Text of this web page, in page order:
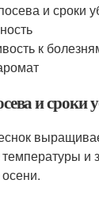
и сроки
к
и сроки
и